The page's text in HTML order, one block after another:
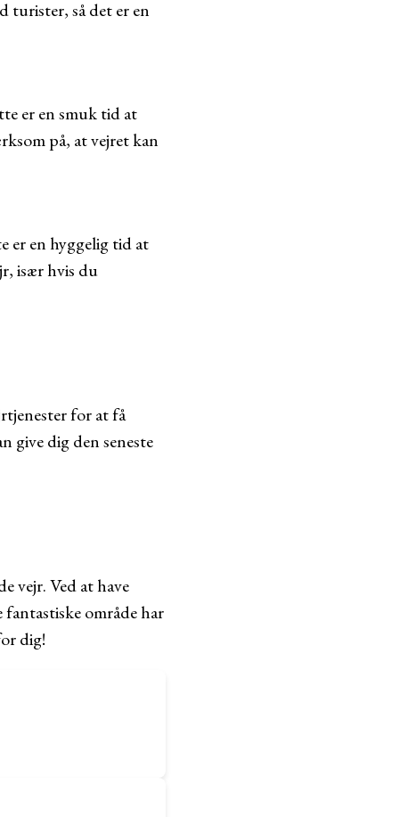
turister, så det er en
er en smuk tid at
på, at vejret kan
er en hyggelig tid at
især hvis du
for at få
give dig den seneste
vejr. Ved at have
område har
dig!